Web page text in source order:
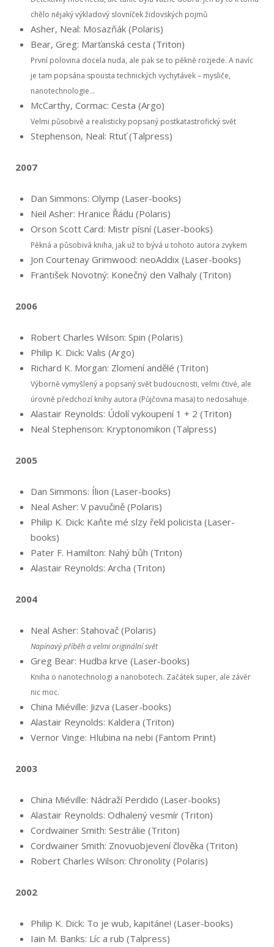
chělo nějaký výkladový slovníček židovských pojmů
Asher, Neal: Mosazňák (Polaris)
Bear, Greg: Marťanská cesta (Triton)
První polovina docela nuda, ale pak se to pěkně rozjede. A navíc
je tam popsána spousta technických vychytávek – mysliče,
nanotechnologie…
McCarthy, Cormac: Cesta (Argo)
Velmi působivě a realisticky popsaný postkatastrofický svět
Stephenson, Neal: Rtuť (Talpress)
2007
Dan Simmons: Olymp (Laser-books)
Neil Asher: Hranice Řádu (Polaris)
Orson Scott Card: Mistr písní (Laser-books)
Pěkná a působivá kniha, jak už to bývá u tohoto autora zvykem
Jon Courtenay Grimwood: neoAddix (Laser-books)
František Novotný: Konečný den Valhaly (Triton)
2006
Robert Charles Wilson: Spin (Polaris)
Philip K. Dick: Valis (Argo)
Richard K. Morgan: Zlomení andělé (Triton)
Výborně vymyšlený a popsaný svět budoucnosti, velmi čtivé, ale
úrovně předchozí knihy autora (Půjčovna masa) to nedosahuje.
Alastair Reynolds: Údolí vykoupení 1 + 2 (Triton)
Neal Stephenson: Kryptonomikon (Talpress)
2005
Dan Simmons: Ílion (Laser-books)
Neal Asher: V pavučině (Polaris)
Philip K. Dick: Kaňte mé slzy řekl policista (Laser-
books)
Pater F. Hamilton: Nahý bůh (Triton)
Alastair Reynolds: Archa (Triton)
2004
Neal Asher: Stahovač (Polaris)
Napínavý příběh a velmi originální svět
Greg Bear: Hudba krve (Laser-books)
Kniha o nanotechnologi a nanobotech. Začátek super, ale závěr
nic moc.
China Miéville: Jizva (Laser-books)
Alastair Reynolds: Kaldera (Triton)
Vernor Vinge: Hlubina na nebi (Fantom Print)
2003
China Miéville: Nádraží Perdido (Laser-books)
Alastair Reynolds: Odhalený vesmír (Triton)
Cordwainer Smith: Sestrálie (Triton)
Cordwainer Smith: Znovuobjevení člověka (Triton)
Robert Charles Wilson: Chronolity (Polaris)
2002
Philip K. Dick: To je wub, kapitáne! (Laser-books)
Iain M. Banks: Líc a rub (Talpress)